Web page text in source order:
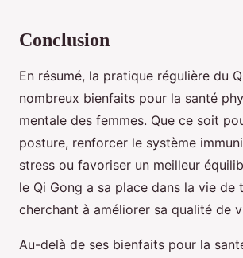
Conclusion
En résumé, la pratique régulière du
nombreux bienfaits pour la santé
mentale des femmes. Que ce soit
posture, renforcer le système
stress ou favoriser un meilleur
le Qi Gong a sa place dans la vie de
cherchant à améliorer sa qualité de
Au-delà de ses bienfaits pour la